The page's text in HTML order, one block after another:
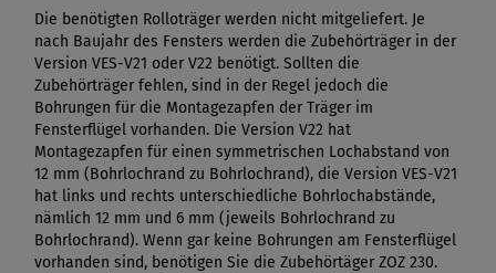
Die benötigten Rolloträger werden nicht mitgeliefert. Je
nach Baujahr des Fensters werden die Zubehörträger in der
Version VES-V21 oder V22 benötigt. Sollten die
Zubehörträger fehlen, sind in der Regel jedoch die
Bohrungen für die Montagezapfen der Träger im
Fensterflügel vorhanden. Die Version V22 hat
Montagezapfen für einen symmetrischen Lochabstand von
12 mm (Bohrlochrand zu Bohrlochrand), die Version VES-V21
hat links und rechts unterschiedliche Bohrlochabstände,
nämlich 12 mm und 6 mm (jeweils Bohrlochrand zu
Bohrlochrand). Wenn gar keine Bohrungen am Fensterflügel
vorhanden sind, benötigen Sie die Zubehörtäger ZOZ 230.